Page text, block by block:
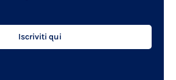
Iscriviti qui